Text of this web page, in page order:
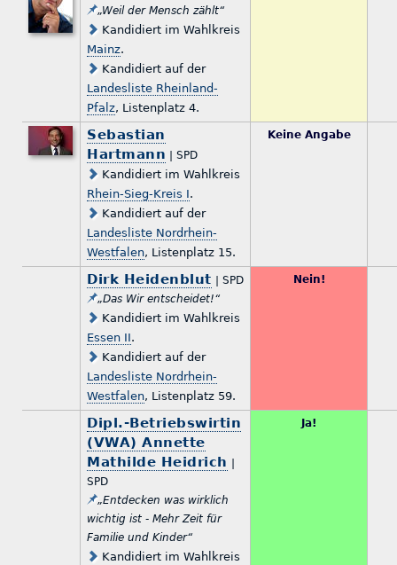
„Weil der Mensch zählt“
Kandidiert im Wahlkreis
Mainz.
Kandidiert auf der
Landesliste Rheinland-
Pfalz, Listenplatz 4.
Sebastian
Hartmann | SPD
Kandidiert im Wahlkreis
Rhein-Sieg-Kreis I.
Kandidiert auf der
Landesliste Nordrhein-
Westfalen, Listenplatz 15.
Keine Angabe
Dirk Heidenblut | SPD
„Das Wir entscheidet!“
Kandidiert im Wahlkreis
Essen II.
Kandidiert auf der
Landesliste Nordrhein-
Westfalen, Listenplatz 59.
Nein!
Dipl.-Betriebswirtin
(VWA) Annette
Mathilde Heidrich
SPD
„Entdecken was wirklich
wichtig ist - Mehr Zeit für
Familie und Kinder“
Kandidiert im Wahlkreis
Ja!